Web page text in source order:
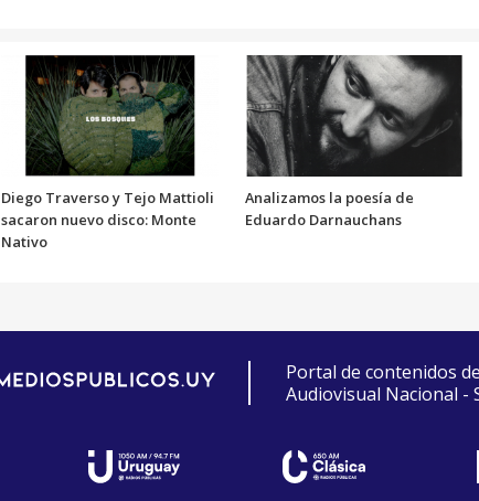
Diego Traverso y Tejo Mattioli
sacaron nuevo disco: Monte
Nativo
Analizamos la poesía de
Eduardo Darnauchans
Portal de contenidos
Audiovisual Nacional -